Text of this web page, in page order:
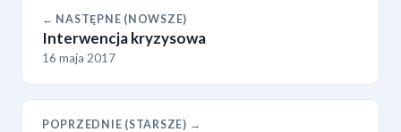
← NASTĘPNE (NOWSZE)
Interwencja kryzysowa
16 maja 2017
POPRZEDNIE (STARSZE) →